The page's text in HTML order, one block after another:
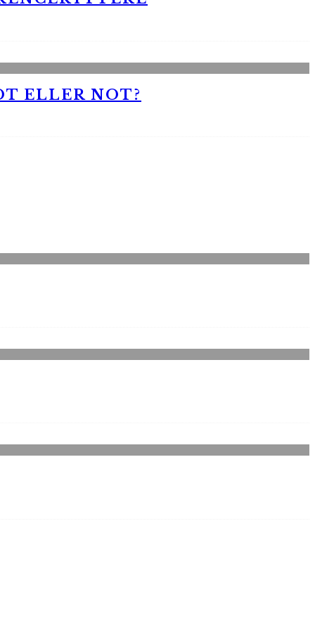
ELLER NOT?